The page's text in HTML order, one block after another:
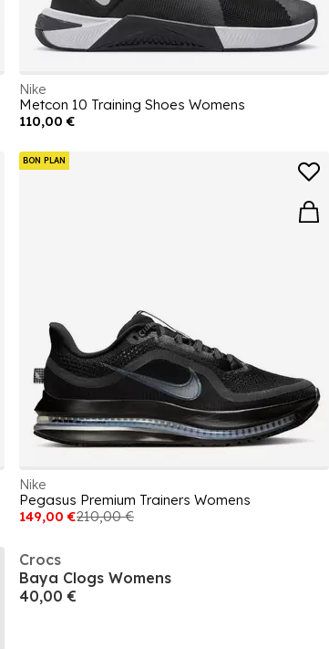
Nike
Metcon 10 Training Shoes Womens
110,00 €
BON PLAN
Nike
Pegasus Premium Trainers Womens
149,00 €210,00 €
Crocs
Baya Clogs Womens
40,00 €